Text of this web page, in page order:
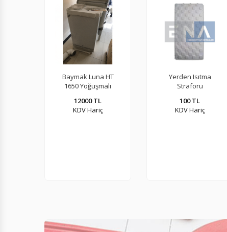
Baymak Luna HT
1650 Yoğuşmalı
12000 TL
KDV Hariç
Yerden Isıtma
Straforu
100 TL
KDV Hariç